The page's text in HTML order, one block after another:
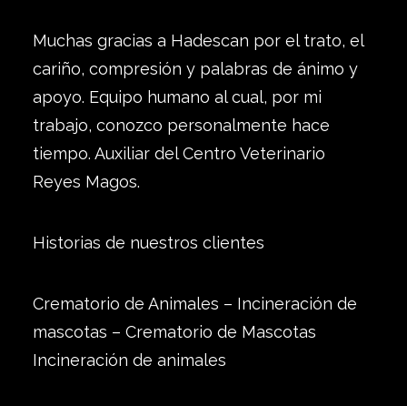
Muchas gracias a Hadescan por el trato, el
cariño, compresión y palabras de ánimo y
apoyo. Equipo humano al cual, por mi
trabajo, conozco personalmente hace
tiempo. Auxiliar del Centro Veterinario
Reyes Magos.
Historias de nuestros clientes
Crematorio de Animales – Incineración de
mascotas – Crematorio de Mascotas
Incineración de animales